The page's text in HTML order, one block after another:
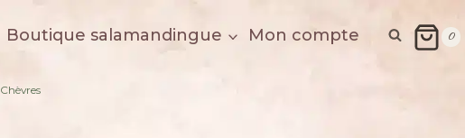
Boutique salamandingue Mon compte 0
Chèvres